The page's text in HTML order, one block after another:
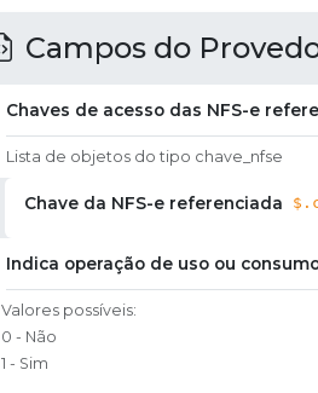
Campos do
Chaves de acesso das NFS-e
Lista de objetos do tipo chave_nfse
Chave da NFS-e referenciada
Indica operação de uso ou
Valores possíveis:
0 - Não
1 - Sim